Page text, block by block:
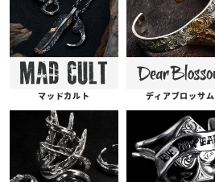
マッドカルト ディアブロッサム